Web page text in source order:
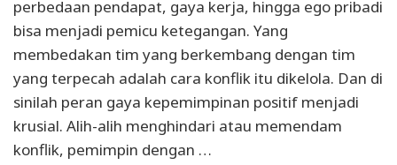
perbedaan pendapat, gaya kerja, hingga ego pribadi
bisa menjadi pemicu ketegangan. Yang
membedakan tim yang berkembang dengan tim
yang terpecah adalah cara konflik itu dikelola. Dan di
sinilah peran gaya kepemimpinan positif menjadi
krusial. Alih-alih menghindari atau memendam
konflik, pemimpin dengan …